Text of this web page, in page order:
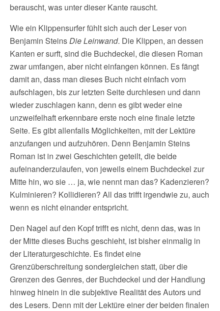
berauscht, was unter dieser Kante rauscht.
Wie ein Klippensurfer fühlt sich auch der Leser von
Benjamin SteinsDie Leinwand. Die Klippen, an dessen
Kanten er surft, sind die Buchdeckel, die diesen Roman
zwar umfangen, aber nicht einfangen können. Es fängt
damit an, dass man dieses Buch nicht einfach vorn
aufschlagen, bis zur letzten Seite durchlesen und dann
wieder zuschlagen kann, denn es gibt weder eine
unzweifelhaft erkennbare erste noch eine finale letzte
Seite. Es gibt allenfalls Möglichkeiten, mit der Lektüre
anzufangen und aufzuhören. Denn Benjamin Steins
Roman ist in zwei Geschichten geteilt, die beide
aufeinanderzulaufen, von jeweils einem Buchdeckel zur
Mitte hin, wo sie … ja, wie nennt man das? Kadenzieren?
Kulminieren? Kollidieren? All das trifft irgendwie zu, auch
wenn es nicht einander entspricht.
Den Nagel auf den Kopf trifft es nicht, denn das, was in
der Mitte dieses Buchs geschieht, ist bisher einmalig in
der Literaturgeschichte. Es findet eine
Grenzüberschreitung sondergleichen statt, über die
Grenzen des Genres, der Buchdeckel und der Handlung
hinweg hinein in die subjektive Realität des Autors und
des Lesers. Denn mit der Lektüre einer der beiden finalen